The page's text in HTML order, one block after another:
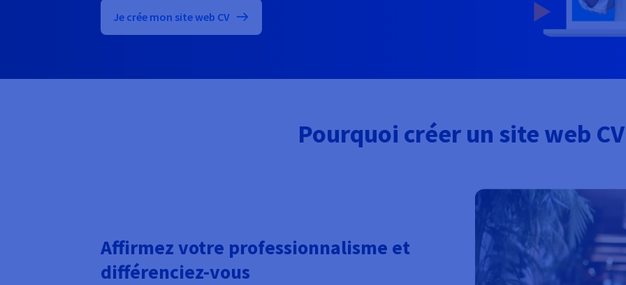
Je crée mon site web CV
Pourquoi créer un site web
Affirmez votre professionnalisme et
différenciez-vous